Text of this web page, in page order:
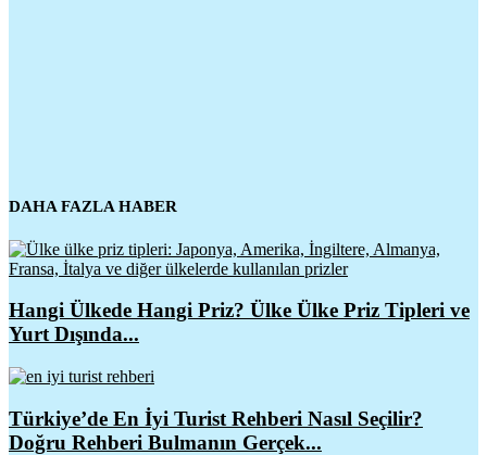
DAHA FAZLA HABER
Hangi Ülkede Hangi Priz? Ülke Ülke Priz Tipleri ve
Yurt Dışında...
Türkiye’de En İyi Turist Rehberi Nasıl Seçilir?
Doğru Rehberi Bulmanın Gerçek...